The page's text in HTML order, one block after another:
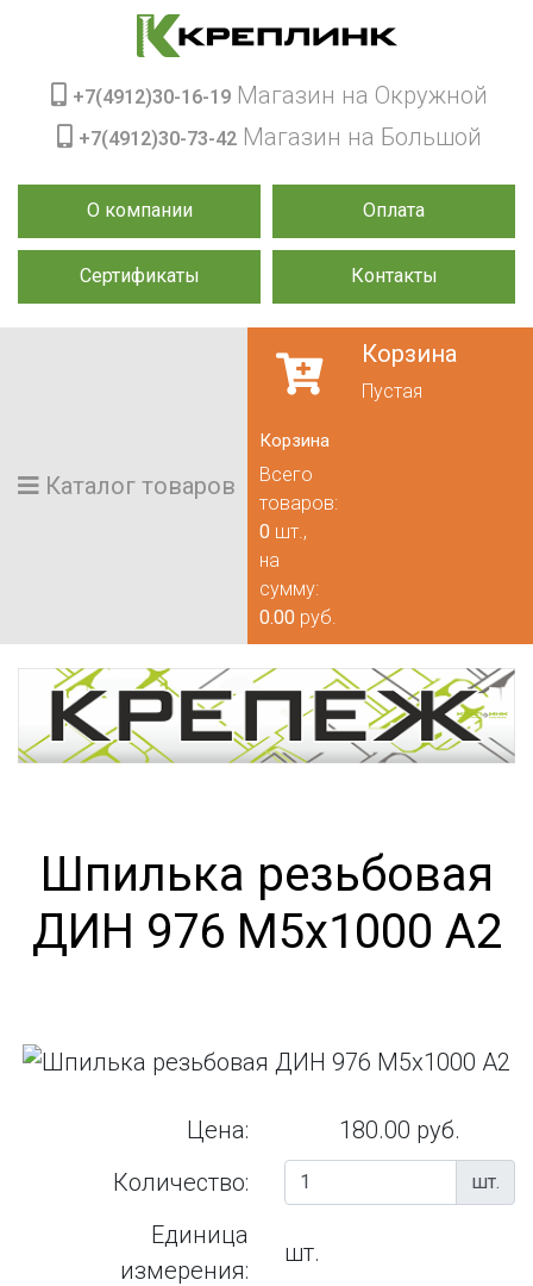
О компании Оплата
Сертификаты Контакты
+7(4912)30-16-19 Магазин на Окружной
+7(4912)30-73-42 Магазин на Большой
Каталог товаров
Корзина
Пустая
Корзина
Всего
товаров:
0 шт.,
на
сумму:
0.00 руб.
Шпилька резьбовая
ДИН 976 М5х1000 А2
Цена:
180.00 руб.
Количество:
шт.
Единица
измерения:
шт.